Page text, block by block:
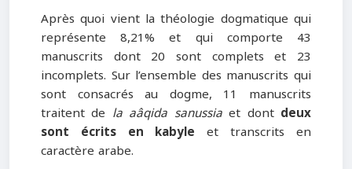
Après quoi vient la théologie dogmatique qui
représente 8,21% et qui comporte 43
manuscrits dont 20 sont complets et 23
incomplets. Sur l’ensemble des manuscrits qui
sont consacrés au dogme, 11 manuscrits
traitent de la aâqida sanussiaet dont deux
sont écrits en kabyle et transcrits en
caractère arabe.